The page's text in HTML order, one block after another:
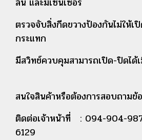
ตรวจจับสิ่งกีดขวางป้องกันไม่ให้เ
กระแทก
มีสวิทช์ควบคุมสามารถเปิด-ปิดได้
สนใจสินค้าหรือต้องการสอบถามข้
ติดต่อเจ้าหน้าที่ : 094-904-
6129